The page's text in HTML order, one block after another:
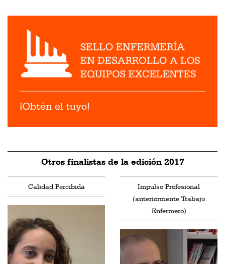
Otros finalistas de la edición 2017
Calidad Percibida
Impulso Profesional
(anteriormente Trabajo
Enfermero)